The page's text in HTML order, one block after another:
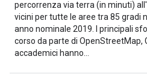
percorrenza via terra (in minuti)
vicini per tutte le aree tra 85 gradi
anno nominale 2019. I principali
corso da parte di OpenStreetMap,
accademici hanno…